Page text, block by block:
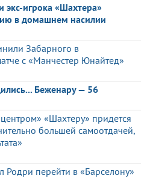
экс-игрока «Шахтера»
в домашнем насилии
Забарного в
с «Манчестер Юнайтед»
Беженару — 56
«Шахтеру» придется
большей самоотдачей,
Родри перейти в «Барселону»